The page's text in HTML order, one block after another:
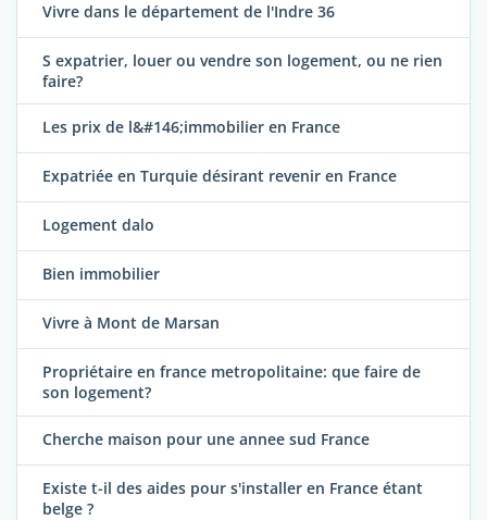
Vivre dans le département de l'Indre 36
S expatrier, louer ou vendre son logement, ou ne rien
faire?
Les prix de l&#146;immobilier en France
Expatriée en Turquie désirant revenir en France
Logement dalo
Bien immobilier
Vivre à Mont de Marsan
Propriétaire en france metropolitaine: que faire de
son logement?
Cherche maison pour une annee sud France
Existe t-il des aides pour s'installer en France étant
belge ?